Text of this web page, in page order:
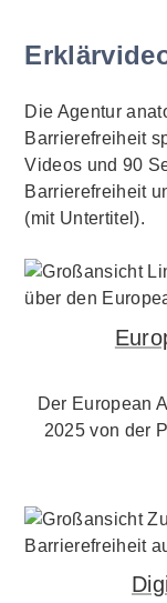
Die Agentur
Barrierefreiheit
Videos und 90
Barrierefreiheit
(mit Untertitel).
Der European
2025 von der